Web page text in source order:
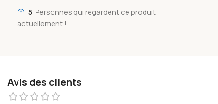
5 Personnes qui regardent ce produit
actuellement !
Avis des clients